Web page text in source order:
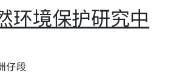
环境保护研究中
仔段